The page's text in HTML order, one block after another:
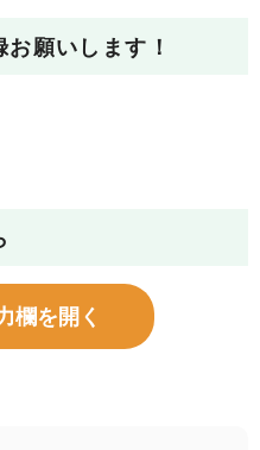
願いします！
欄を開く